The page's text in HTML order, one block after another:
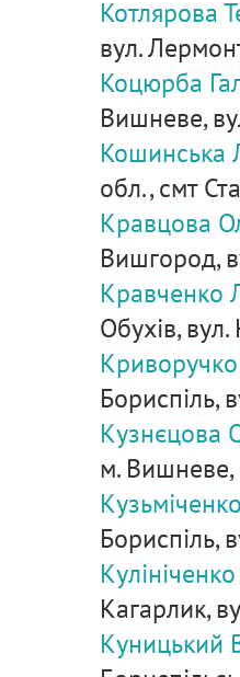
Котлярова
вул.
Коцюрба
Вишневе,
Кошинська
обл., смт
Кравцова
Вишгород,
Кравченко
Обухів,
Бориспіль,
Кузнєцова
м. Вишневе,
Бориспіль,
Кагарлик,
Куницький